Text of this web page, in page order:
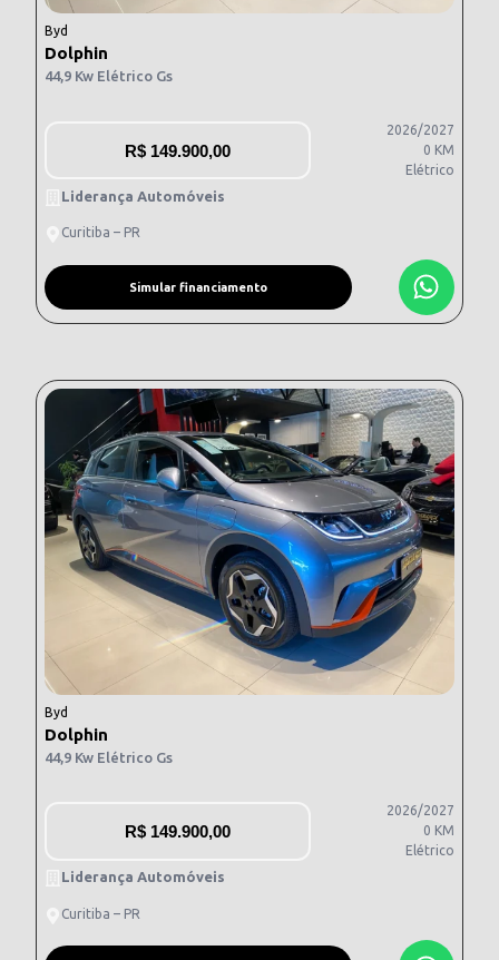
Byd
Dolphin
44,9 Kw Elétrico Gs
R$ 149.900,00
2026/2027
0 KM
Elétrico
Liderança Automóveis
Curitiba – PR
Simular financiamento
Byd
Dolphin
44,9 Kw Elétrico Gs
R$ 149.900,00
2026/2027
0 KM
Elétrico
Liderança Automóveis
Curitiba – PR